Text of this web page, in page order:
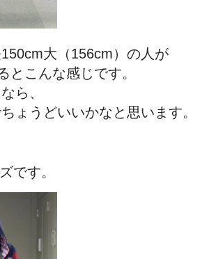
大（156cm）の人が
とこんな感じです。
ら、
ょうどいいかなと思います。
です。